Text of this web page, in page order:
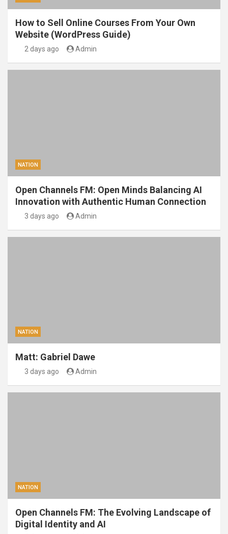
How to Sell Online Courses From Your Own
Website (WordPress Guide)
2 days ago Admin
NATION
Open Channels FM: Open Minds Balancing AI
Innovation with Authentic Human Connection
3 days ago Admin
NATION
Matt: Gabriel Dawe
3 days ago Admin
NATION
Open Channels FM: The Evolving Landscape of
Digital Identity and AI